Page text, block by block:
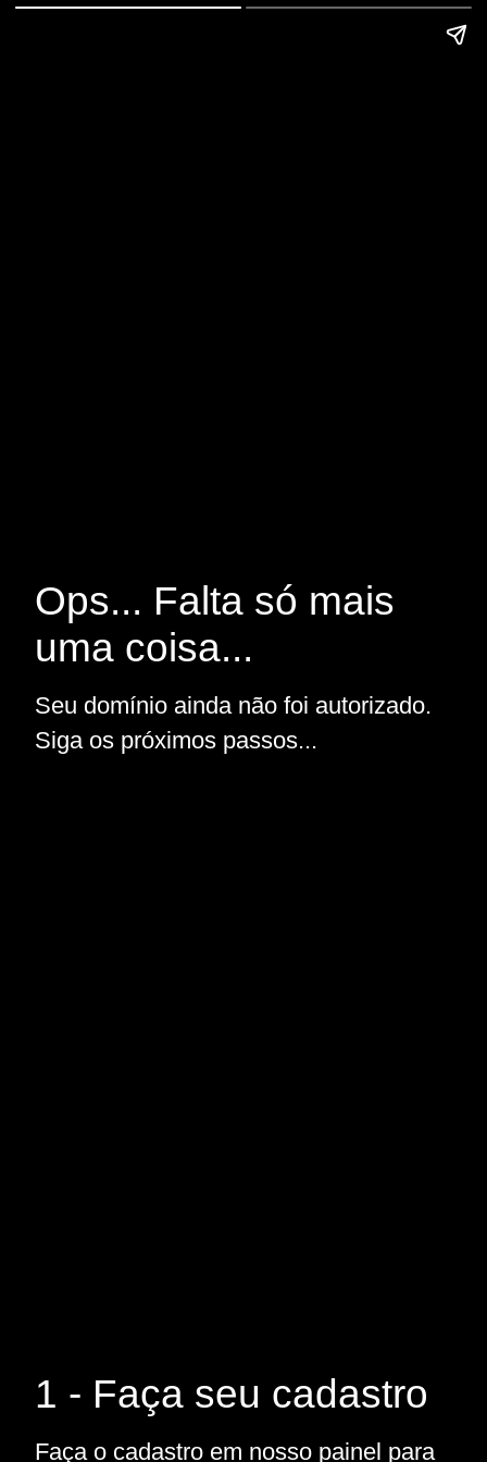
Ops... Falta só mais
uma coisa...
Seu domínio ainda não foi autorizado.
Siga os próximos passos...
1 - Faça seu cadastro
Faça o cadastro em nosso painel para